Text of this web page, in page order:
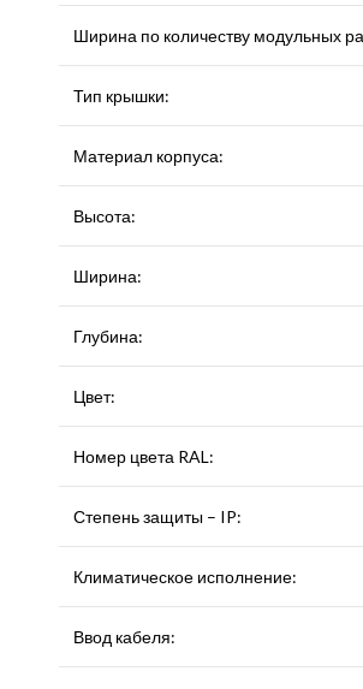
Ширина по количеству модульных
Тип крышки:
Материал корпуса:
Высота:
Ширина:
Глубина:
Цвет:
Номер цвета RAL:
Степень защиты – IP:
Климатическое исполнение:
Ввод кабеля: